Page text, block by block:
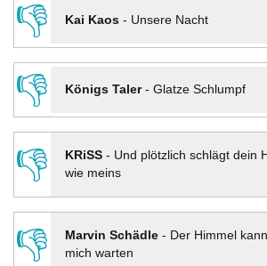
👎
Kai Kaos- Unsere Nacht
👎
Königs Taler- Glatze Schlumpf
👎
KRiSS- Und plötzlich schlägt dein
wie meins
👎 Marvin Schädle- Der Himmel
mich warten